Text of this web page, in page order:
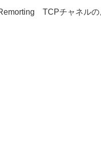
TCPチャネルの